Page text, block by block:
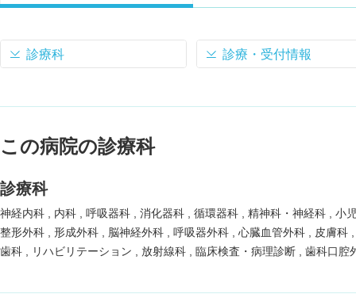
診療科 診療・受付情報
この病院の診療科
診療科
神経内科 内科 呼吸器科 消化器科 循環器科 精神科・神経科
小
整形外科
形成外科 脳神経外科 呼吸器外科 心臓血管外科
皮膚科
歯科
リハビリテーション 放射線科 臨床検査・病理診断 歯科口腔